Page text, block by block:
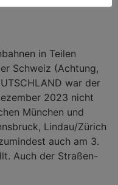
in Teilen
Schweiz (Achtung,
war der
2023 nicht
München und
Lindau/Zürich
auch am 3.
Auch der Straßen-